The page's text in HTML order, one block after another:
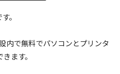
。
内で無料でパソコンとプリンタ
ます。